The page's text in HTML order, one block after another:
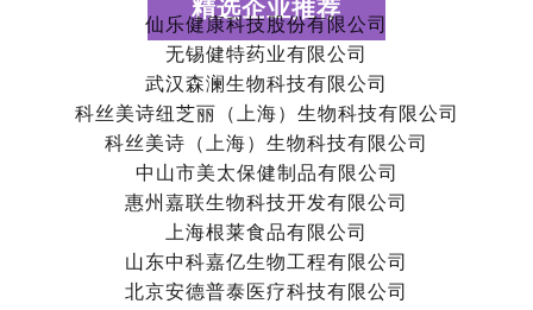
精选企业推荐
仙乐健康科技股份有限公司
无锡健特药业有限公司
武汉森澜生物科技有限公司
科丝美诗纽芝丽（上海）生物科技有限公司
科丝美诗（上海）生物科技有限公司
中山市美太保健制品有限公司
惠州嘉联生物科技开发有限公司
上海根莱食品有限公司
山东中科嘉亿生物工程有限公司
北京安德普泰医疗科技有限公司